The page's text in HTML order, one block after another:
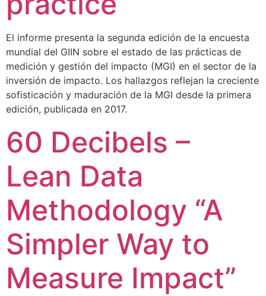
El informe presenta la segunda edición de la encuesta
mundial del GIIN sobre el estado de las prácticas de
medición y gestión del impacto (MGI) en el sector de la
inversión de impacto. Los hallazgos reflejan la creciente
sofisticación y maduración de la MGI desde la primera
edición, publicada en 2017.
60 Decibels –
Lean Data
Methodology “A
Simpler Way to
Measure Impact”